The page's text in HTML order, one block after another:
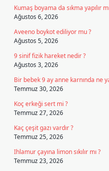
Kumaş boyama da sıkma yapılır
Ağustos 6, 2026
Aveeno boykot ediliyor mu ?
Ağustos 5, 2026
9 sinif fizik hareket nedir ?
Ağustos 3, 2026
Bir bebek 9 ay anne karnında ne
Temmuz 30, 2026
Koç erkeği sert mi ?
Temmuz 27, 2026
Kaç çeşit gazı vardır ?
Temmuz 25, 2026
Ihlamur çayına limon sıkılır mı ?
Temmuz 23, 2026